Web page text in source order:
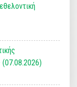
(07.08.2026)